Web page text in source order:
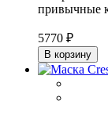
привычные
5770 ₽
В корзину